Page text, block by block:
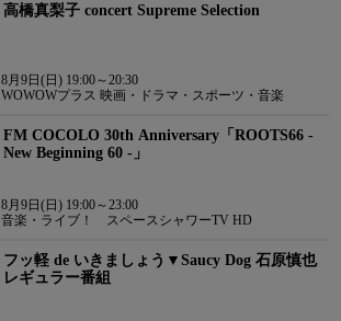
高橋真梨子 concert Supreme Selection
8月9日(日) 19:00～20:30
WOWOWプラス 映画・ドラマ・スポーツ・音楽
FM COCOLO 30th Anniversary「ROOTS66 -
New Beginning 60 -」
8月9日(日) 19:00～23:00
音楽・ライブ！ スペースシャワーTV HD
フッ軽 de いきましょう▼Saucy Dog 石原慎也
レギュラー番組